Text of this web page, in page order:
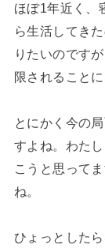
ほぼ1年近く、
ら生活してき
りたいのです
限されること
とにかく今の
すよね。わた
こうと思って
ね。
ひょっとした